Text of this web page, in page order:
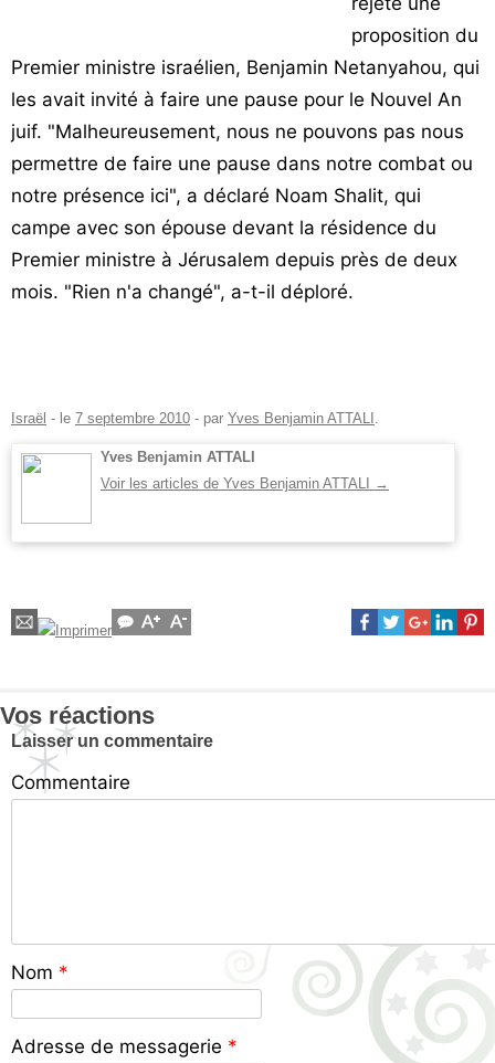
chroniques
Les
bonnes
adresses
proposition du
Premier ministre israélien, Benjamin Netanyahou, qui
les avait invité à faire une pause pour le Nouvel An
juif. "Malheureusement, nous ne pouvons pas nous
permettre de faire une pause dans notre combat ou
notre présence ici", a déclaré Noam Shalit, qui
campe avec son épouse devant la résidence du
Premier ministre à Jérusalem depuis près de deux
mois. "Rien n'a changé", a-t-il déploré.
Israël - le 7 septembre 2010 - par Yves Benjamin ATTALI .
Yves Benjamin ATTALI
Voir les articles de Yves Benjamin ATTALI
→
Vos réactions
Laisser un commentaire
Commentaire
Nom *
Adresse de messagerie *